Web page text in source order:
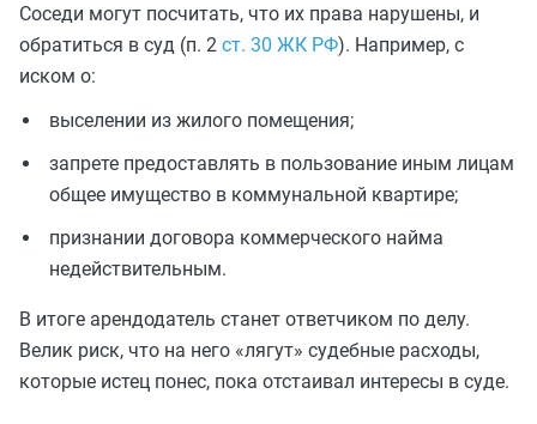
Соседи могут посчитать, что их права нарушены, и
обратиться в суд (п. 2 ст. 30 ЖК РФ). Например, с
иском о:
выселении из жилого помещения;
запрете предоставлять в пользование иным лицам
общее имущество в коммунальной квартире;
признании договора коммерческого найма
недействительным.
В итоге арендодатель станет ответчиком по делу.
Велик риск, что на него «лягут» судебные расходы,
которые истец понес, пока отстаивал интересы в суде.